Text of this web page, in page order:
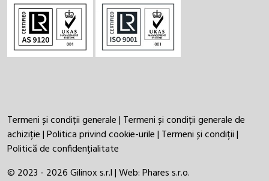
Termeni și condiții generale| Termeni și condiții generale de
achiziție|Politica privind cookie-urile| Termeni și condiții|
Politică de confidențialitate
© 2023 - 2026 Gilinox s.r.l | Web:Phares s.r.o.